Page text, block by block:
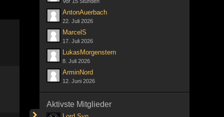
AntonAuerbach
22. Juli 2026
MarcelS
17. Juli 2026
LukasMorgenstern
8. Juli 2026
ArminNord
12. Juni 2026
Aktivste Mitglieder